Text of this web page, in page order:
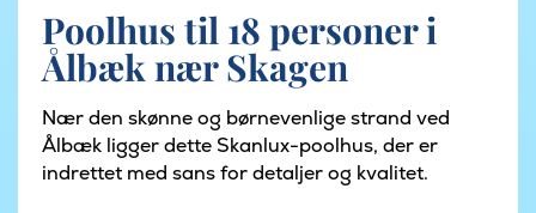
Poolhus til 18 personer i
Ålbæk nær Skagen
Nær den skønne og børnevenlige strand ved
Ålbæk ligger dette Skanlux-poolhus, der er
indrettet med sans for detaljer og kvalitet.